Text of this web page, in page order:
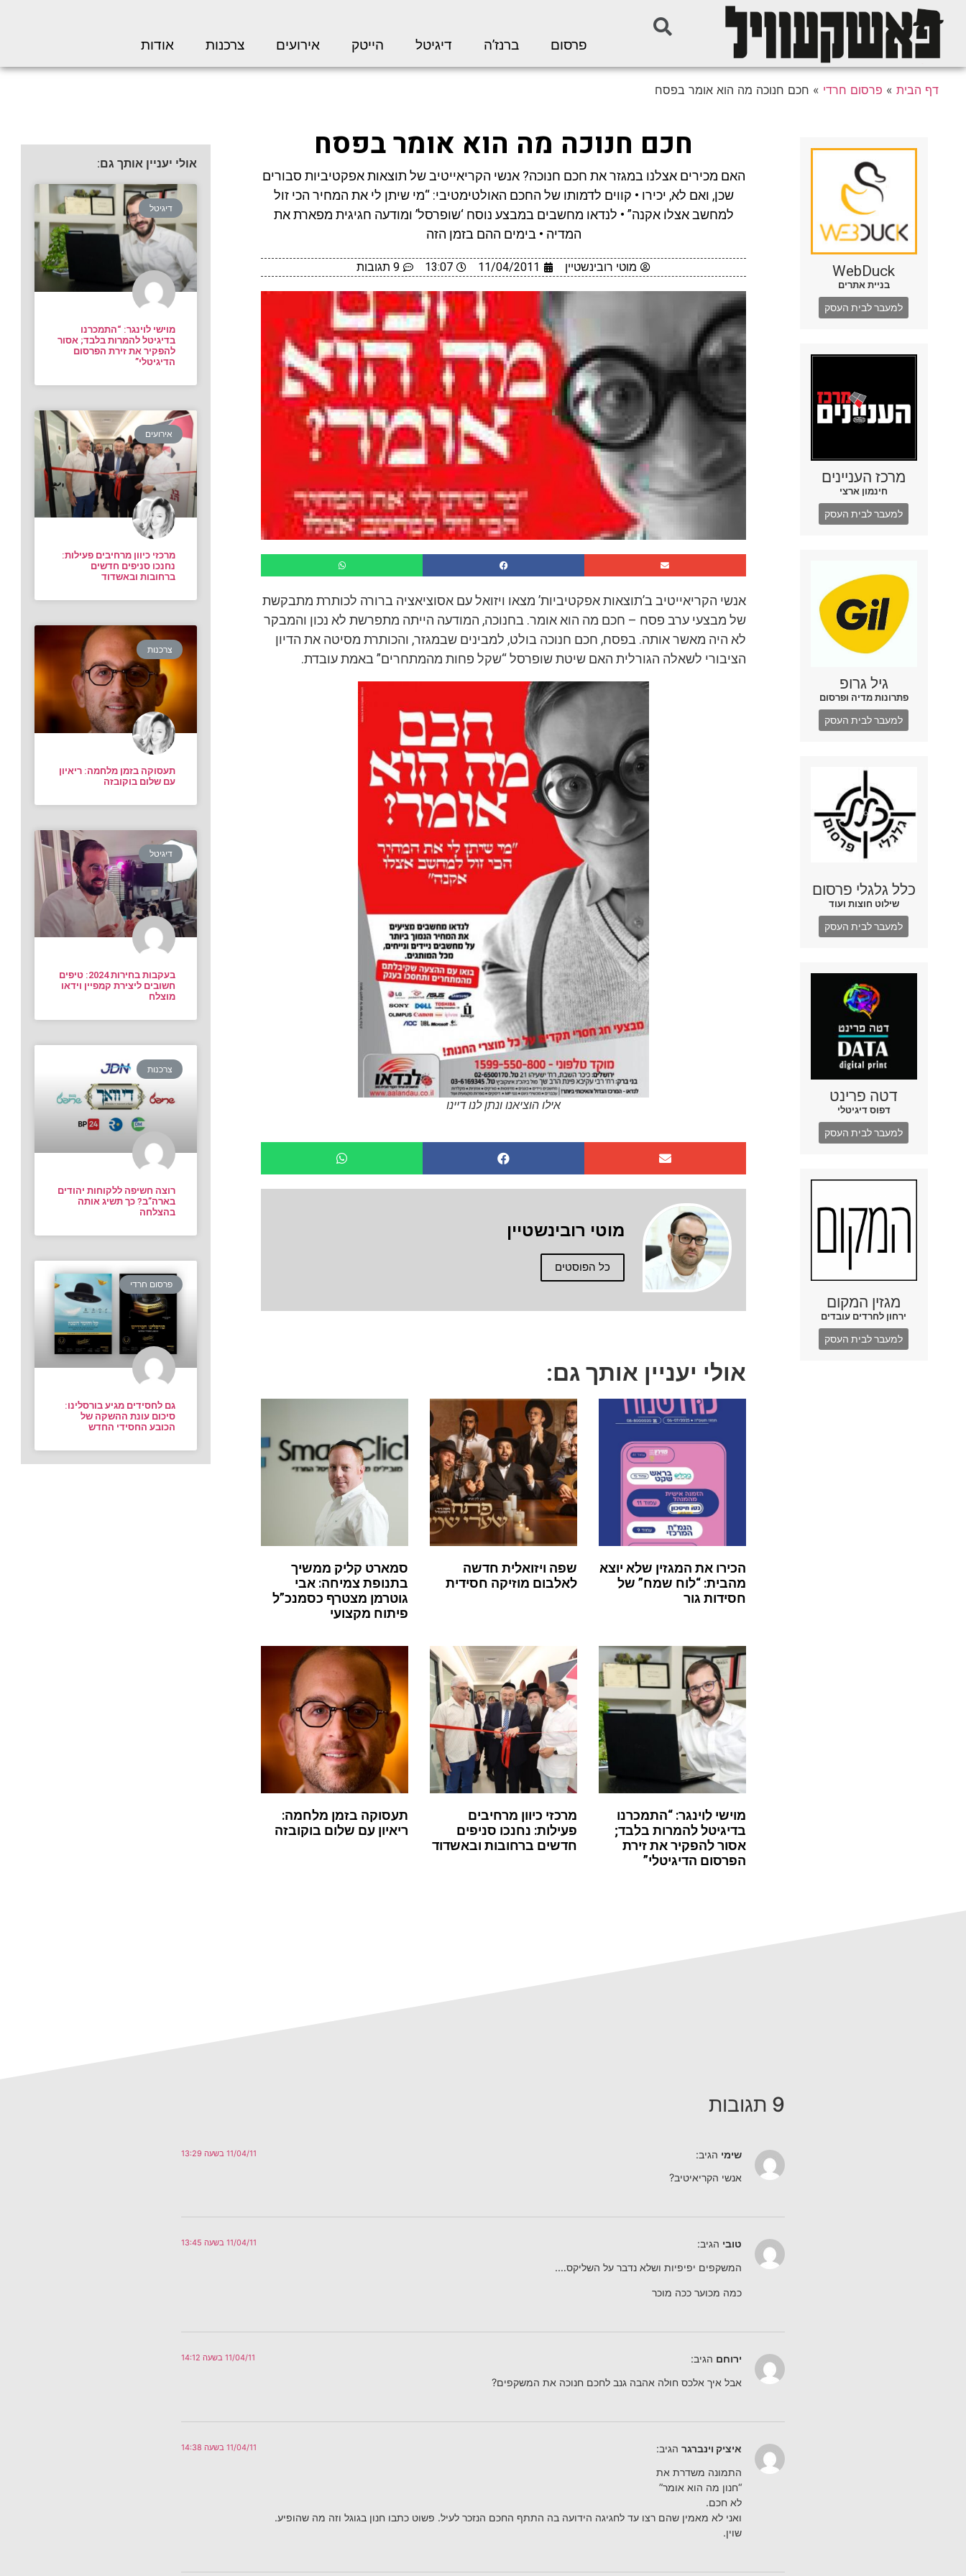
פרסום ברנז’ה דיגיטל הייטק אירועים צרכנות אודות
דף הבית » פרסום חרדי » חכם חנוכה מה הוא אומר בפסח
WebDuck
בניית אתרים
למעבר לבית העסק
מרכז העניינים
חינמון ארצי
למעבר לבית העסק
גיל גרופ
פתרונות מדיה ופרסום
למעבר לבית העסק
כלל גלגלי פרסום
שילוט חוצות ועוד
למעבר לבית העסק
דטה פרינט
דפוס דיגיטלי
למעבר לבית העסק
מגזין המקום
ירחון לחרדים עובדים
למעבר לבית העסק
חכם חנוכה מה הוא אומר בפסח
האם מכירים אצלנו במגזר את חכם חנוכה? אנשי הקריאייטיב של תוצאות אפקטיביות סבורים
שכן, ואם לא, יכירו • קווים לדמותו של החכם האולטימטיבי: “מי שיתן לי את המחיר הכי זול
למחשב אצלו אקנה” • לנדאו מחשבים במבצע נוסח ‘שופרסל’ ומודעה חגיגית מפארת את
המדיה • בימים ההם בזמן הזה
מוטי רובינשטיין 11/04/2011
13:07 9 תגובות
אנשי הקריאייטיב ב’תוצאות אפקטיביות’ מצאו ויזואל עם אסוציאציה ברורה לכותרת מתבקשת
של מבצעי ערב פסח – חכם מה הוא אומר. בחנוכה, המודעה הייתה מתפרשת לא נכון והמבקר
לא היה מאשר אותה. בפסח, חכם חנוכה בולט, למבינים שבמגזר, והכותרת מסיטה את הדיון
הציבורי לשאלה הגורלית האם שיטת שופרסל “שקל פחות מהמתחרים” באמת עובדת.
אילו הוציאנו ונתן לנו דיינו
מוטי רובינשטיין
כל הפוסטים
אולי יעניין אותך גם:
הכירו את המגזין שלא יוצא
מהבית: “לוח שמח” של
חסידות גור
שפה ויזואלית חדשה
לאלבום מוזיקה חסידית
סמארט קליק ממשיך
בתנופת צמיחה: אבי
גוטרמן מצטרף כסמנכ”ל
פיתוח מקצועי
מוישי לוינגר: “התמכרנו
בדיגיטל להמרות בלבד;
אסור להפקיר את זירת
הפרסום הדיגיטלי”
מרכזי כיוון מרחיבים
פעילות: נחנכו סניפים
חדשים ברחובות ובאשדוד
תעסוקה בזמן מלחמה:
ריאיון עם שלום בוקובזה
אולי יעניין אותך גם:
דיגיטל
מוישי לוינגר: “התמכרנו
בדיגיטל להמרות בלבד; אסור
להפקיר את זירת הפרסום
הדיגיטלי”
אירועים
מרכזי כיוון מרחיבים פעילות:
נחנכו סניפים חדשים
ברחובות ובאשדוד
צרכנות
תעסוקה בזמן מלחמה: ריאיון
עם שלום בוקובזה
דיגיטל
בעקבות בחירות 2024: טיפים
חשובים ליצירת קמפיין וידאו
מוצלח
צרכנות
רוצה חשיפה ללקוחות יהודים
בארה”ב? כך תשיג אותה
בהצלחה
פרסום חרדי
גם לחסידים מגיע בורסלינו:
סיכום עונת ההשקה של
הכובע החסידי החדש
9 תגובות
שימי הגיב: 11/04/11 בשעה 13:29
אנשי הקריאיטיב?
טובי הגיב: 11/04/11 בשעה 13:45
המשקפים יפיפיות ושלא נדבר על השליקס….
כמה מכוער ככה מוכר
ירוחם הגיב: 11/04/11 בשעה 14:12
אבל איך אלכס חולה אהבה גנב לחכם חנוכה את המשקפים?
איציק וינברגר הגיב: 11/04/11 בשעה 14:38
התמונה משדרת את
“חנון מה הוא אומר”
לא חכם.
ואני לא מאמין שהם רצו עד לחגיגה הידועה בה התתף החכם הנזכר לעיל. פשוט כתבו חנון בגוגל וזה מה שהופיע.
שוין.